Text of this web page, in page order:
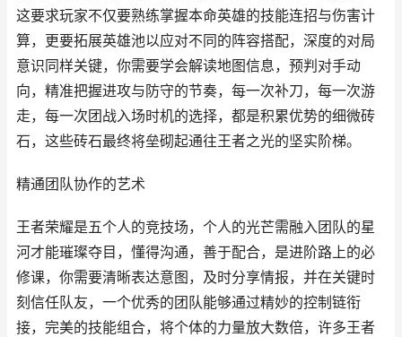
这要求玩家不仅要熟练掌握本命英雄的技能连招与伤害计
算，更要拓展英雄池以应对不同的阵容搭配，深度的对局
意识同样关键，你需要学会解读地图信息，预判对手动
向，精准把握进攻与防守的节奏，每一次补刀，每一次游
走，每一次团战入场时机的选择，都是积累优势的细微砖
石，这些砖石最终将垒砌起通往王者之光的坚实阶梯。
精通团队协作的艺术
王者荣耀是五个人的竞技场，个人的光芒需融入团队的星
河才能璀璨夺目，懂得沟通，善于配合，是进阶路上的必
修课，你需要清晰表达意图，及时分享情报，并在关键时
刻信任队友，一个优秀的团队能够通过精妙的控制链衔
接，完美的技能组合，将个体的力量放大数倍，许多王者